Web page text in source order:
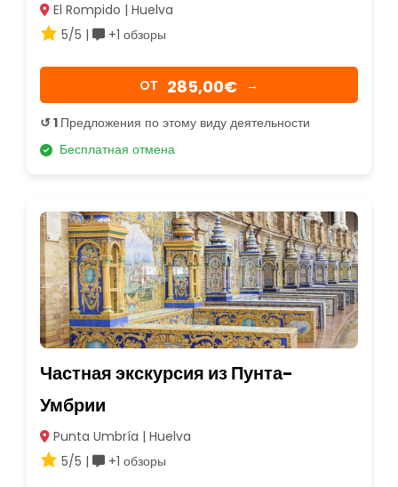
El Rompido | Huelva
5/5 |
+1 обзоры
OТ 285,00€ →
↺ 1 Предложения по этому виду деятельности
Бесплатная отмена
Частная экскурсия из Пунта-
Умбрии
Punta Umbría | Huelva
5/5 |
+1 обзоры